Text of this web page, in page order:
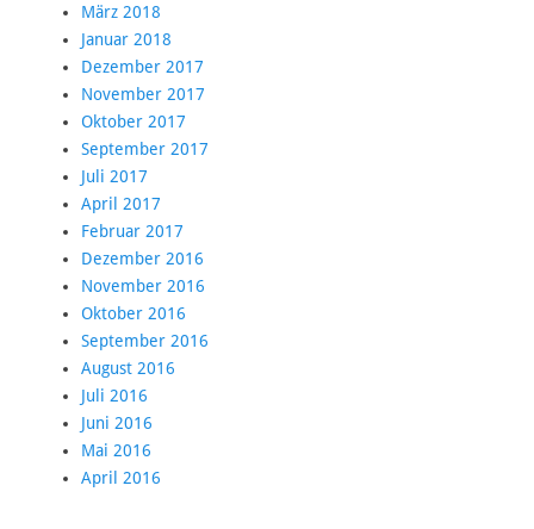
März 2018
Januar 2018
Dezember 2017
November 2017
Oktober 2017
September 2017
Juli 2017
April 2017
Februar 2017
Dezember 2016
November 2016
Oktober 2016
September 2016
August 2016
Juli 2016
Juni 2016
Mai 2016
April 2016